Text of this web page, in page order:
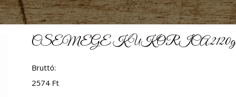
CSEMEGE KUKORICA 2120g
Bruttó:
2574 Ft